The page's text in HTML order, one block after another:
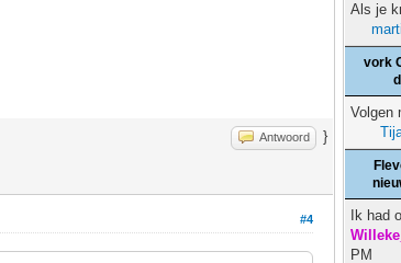
Antwoord }
#4
Als je
vork
Volgen
Ik had
PM